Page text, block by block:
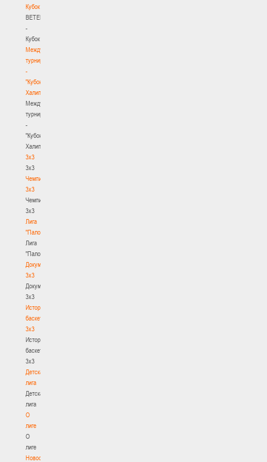
Кубок
BETERA
-
Кубок
Международный
турнир
-
"Кубок
Халипского"
Международный
турнир
-
"Кубок
Халипского"
3x3
3x3
Чемпионат
3х3
Чемпионат
3х3
Лига
"Палова"
Лига
"Палова"
Документы
3х3
Документы
3х3
История
баскетбола
3х3
История
баскетбола
3х3
Детская
лига
Детская
лига
О
лиге
О
лиге
Новости